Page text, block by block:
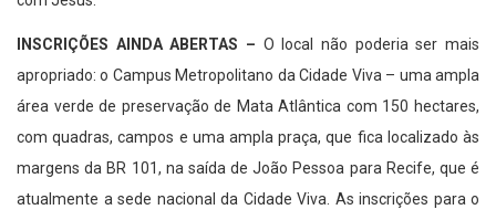
INSCRIÇÕES AINDA ABERTAS – O local não poderia ser mais
apropriado: o Campus Metropolitano da Cidade Viva – uma ampla
área verde de preservação de Mata Atlântica com 150 hectares,
com quadras, campos e uma ampla praça, que fica localizado às
margens da BR 101, na saída de João Pessoa para Recife, que é
atualmente a sede nacional da Cidade Viva. As inscrições para o